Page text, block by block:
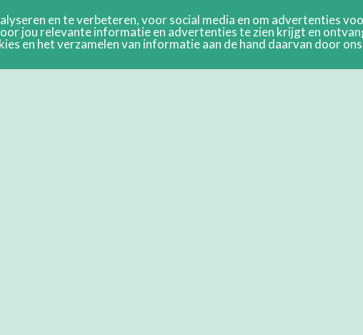
en te verbeteren, voor social media en om advertenties
jou relevante informatie en advertenties te zien krijgt en
en het verzamelen van informatie aan de hand daarvan door